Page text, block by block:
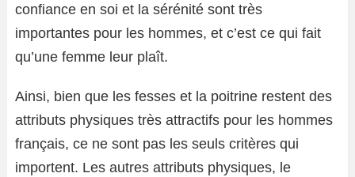
confiance en soi et la sérénité sont très
importantes pour les hommes, et c’est ce qui fait
qu’une femme leur plaît.
Ainsi, bien que les fesses et la poitrine restent des
attributs physiques très attractifs pour les hommes
français, ce ne sont pas les seuls critères qui
importent. Les autres attributs physiques, le